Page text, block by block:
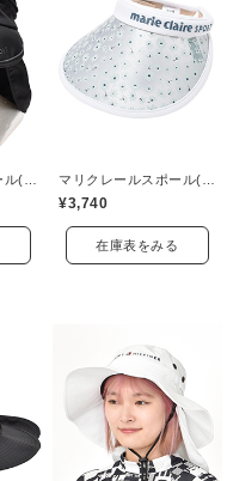
¥3,740
在庫表をみる